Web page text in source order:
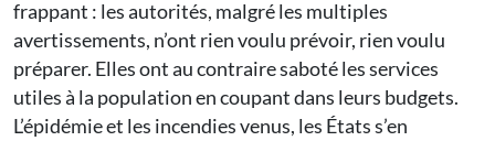
frappant : les autorités, malgré les multiples
avertissements, n’ont rien voulu prévoir, rien voulu
préparer. Elles ont au contraire saboté les services
utiles à la population en coupant dans leurs budgets.
L’épidémie et les incendies venus, les États s’en